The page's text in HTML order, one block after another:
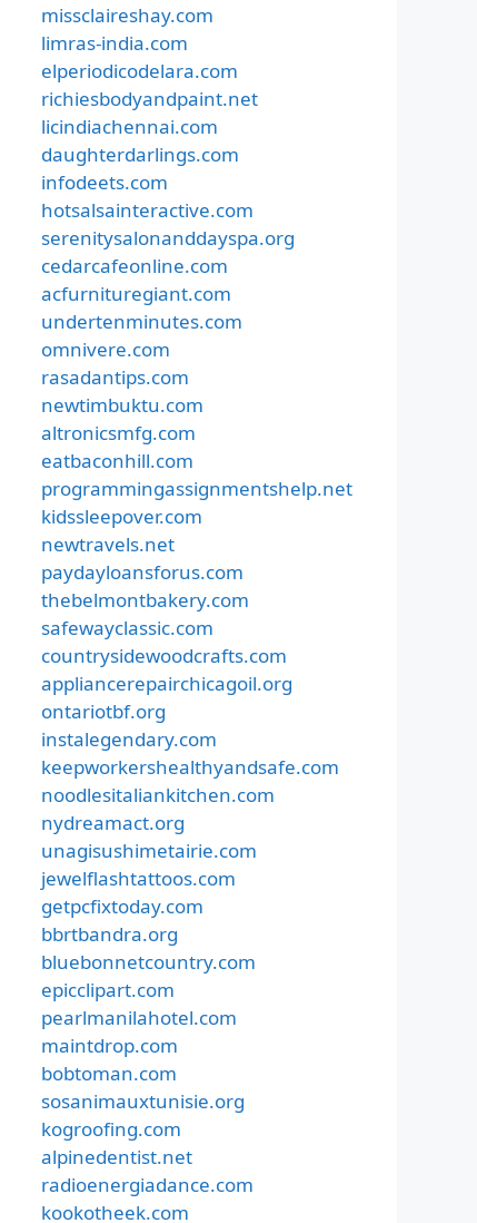
missclaireshay.com
limras-india.com
elperiodicodelara.com
richiesbodyandpaint.net
licindiachennai.com
daughterdarlings.com
infodeets.com
hotsalsainteractive.com
serenitysalonanddayspa.org
cedarcafeonline.com
acfurnituregiant.com
undertenminutes.com
omnivere.com
rasadantips.com
newtimbuktu.com
altronicsmfg.com
eatbaconhill.com
programmingassignmentshelp.net
kidssleepover.com
newtravels.net
paydayloansforus.com
thebelmontbakery.com
safewayclassic.com
countrysidewoodcrafts.com
appliancerepairchicagoil.org
ontariotbf.org
instalegendary.com
keepworkershealthyandsafe.com
noodlesitaliankitchen.com
nydreamact.org
unagisushimetairie.com
jewelflashtattoos.com
getpcfixtoday.com
bbrtbandra.org
bluebonnetcountry.com
epicclipart.com
pearlmanilahotel.com
maintdrop.com
bobtoman.com
sosanimauxtunisie.org
kogroofing.com
alpinedentist.net
radioenergiadance.com
kookotheek.com